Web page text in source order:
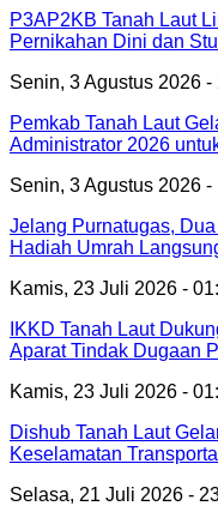
P3AP2KB Tanah Laut
Pernikahan Dini dan
Senin, 3 Agustus 2026 -
Pemkab Tanah Laut
Administrator 2026
Senin, 3 Agustus 2026 -
Jelang Purnatugas,
Hadiah Umrah
Kamis, 23 Juli 2026 -
IKKD Tanah Laut
Aparat Tindak Dugaan
Kamis, 23 Juli 2026 -
Dishub Tanah Laut
Keselamatan
Selasa, 21 Juli 2026 -